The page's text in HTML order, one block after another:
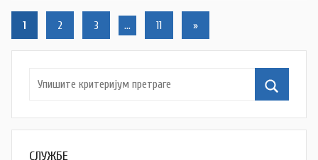
t
Кретање
чланака
1 2 3 … 11
Следећи
»
СЛУЖБЕ